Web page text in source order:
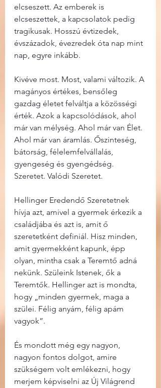
elcseszett. Az emberek is
elcseszettek, a kapcsolatok pedig
tragikusak. Hosszú évtizedek,
évszázadok, évezredek óta nap mint
nap, egyre inkább.
Kivéve most. Most, valami változik. A
magányos értékes, bensőleg
gazdag életet felváltja a közösségi
érték. Azok a kapcsolódások, ahol
már van mélység. Ahol már van Élet.
Ahol már van áramlás. Őszinteség,
bátorság, félelemfelvállalás,
gyengeség és gyengédség.
Szeretet. Valódi Szeretet.
Hellinger Eredendő Szeretetnek
hívja azt, amivel a gyermek érkezik a
családjába és azt is, amit ő
szeretetként definiál. Hisz minden,
amit gyermekként kapunk, épp
olyan, mintha csak a Teremtő adná
nekünk. Szüleink Istenek, ők a
Teremtők. Hellinger azt is mondta,
hogy „minden gyermek, maga a
szülei. Félig anyám, félig apám
vagyok”.
És mondott még egy nagyon,
nagyon fontos dolgot, amire
szükségem volt emlékezni, hogy
merjem képviselni az Új Világrend